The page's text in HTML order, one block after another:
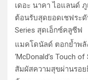
เดอะ นาคา ไอแลนด์ ภู
ต้อนรับสุดยอดเชฟระ
Series สุดเอ็กซ์คลูซีฟ
แมคโดนัลด์ ตอกย้ำพ
‘McDonald’s Touch
สัมผัสความสุขผ่านรอ